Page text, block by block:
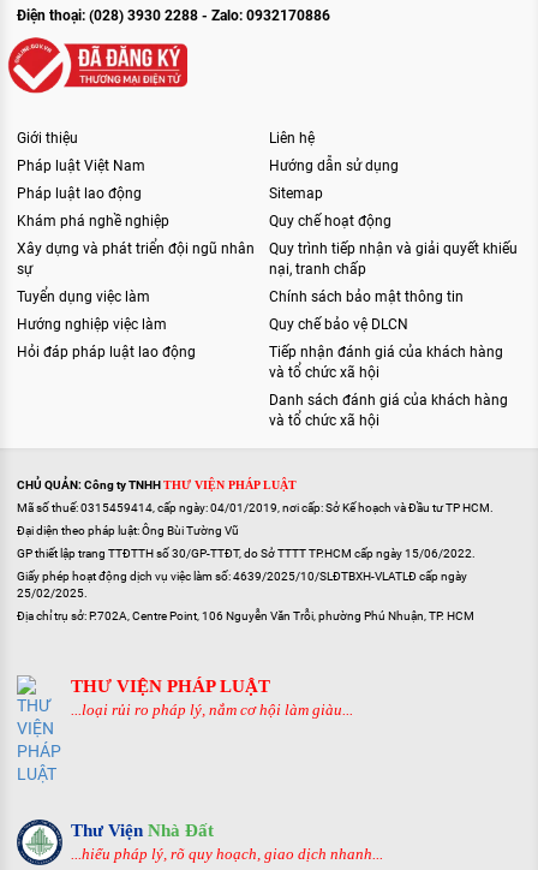
Điện thoại: (028) 3930 2288 - Zalo: 0932170886
Giới thiệu
Pháp luật Việt Nam
Pháp luật lao động
Khám phá nghề nghiệp
Xây dựng và phát triển đội ngũ nhân
sự
Tuyển dụng việc làm
Hướng nghiệp việc làm
Hỏi đáp pháp luật lao động
Liên hệ
Hướng dẫn sử dụng
Sitemap
Quy chế hoạt động
Quy trình tiếp nhận và giải quyết khiếu
nại, tranh chấp
Chính sách bảo mật thông tin
Quy chế bảo vệ DLCN
Tiếp nhận đánh giá của khách hàng
và tổ chức xã hội
Danh sách đánh giá của khách hàng
và tổ chức xã hội
CHỦ QUẢN: Công ty TNHHTHƯ VIỆN PHÁP LUẬT
Mã số thuế: 0315459414, cấp ngày: 04/01/2019, nơi cấp: Sở Kế hoạch và Đầu tư TP HCM.
Đại diện theo pháp luật: Ông Bùi Tường Vũ
GP thiết lập trang TTĐTTH số 30/GP-TTĐT, do Sở TTTT TP.HCM cấp ngày 15/06/2022.
Giấy phép hoạt động dịch vụ việc làm số: 4639/2025/10/SLĐTBXH-VLATLĐ cấp ngày
25/02/2025.
Địa chỉ trụ sở: P.702A, Centre Point, 106 Nguyễn Văn Trỗi, phường Phú Nhuận, TP. HCM
THƯ VIỆN PHÁP LUẬT
...loại rủi ro pháp lý, nắm cơ hội làm giàu...
Thư Viện Nhà Đất
...hiểu pháp lý, rõ quy hoạch, giao dịch nhanh...